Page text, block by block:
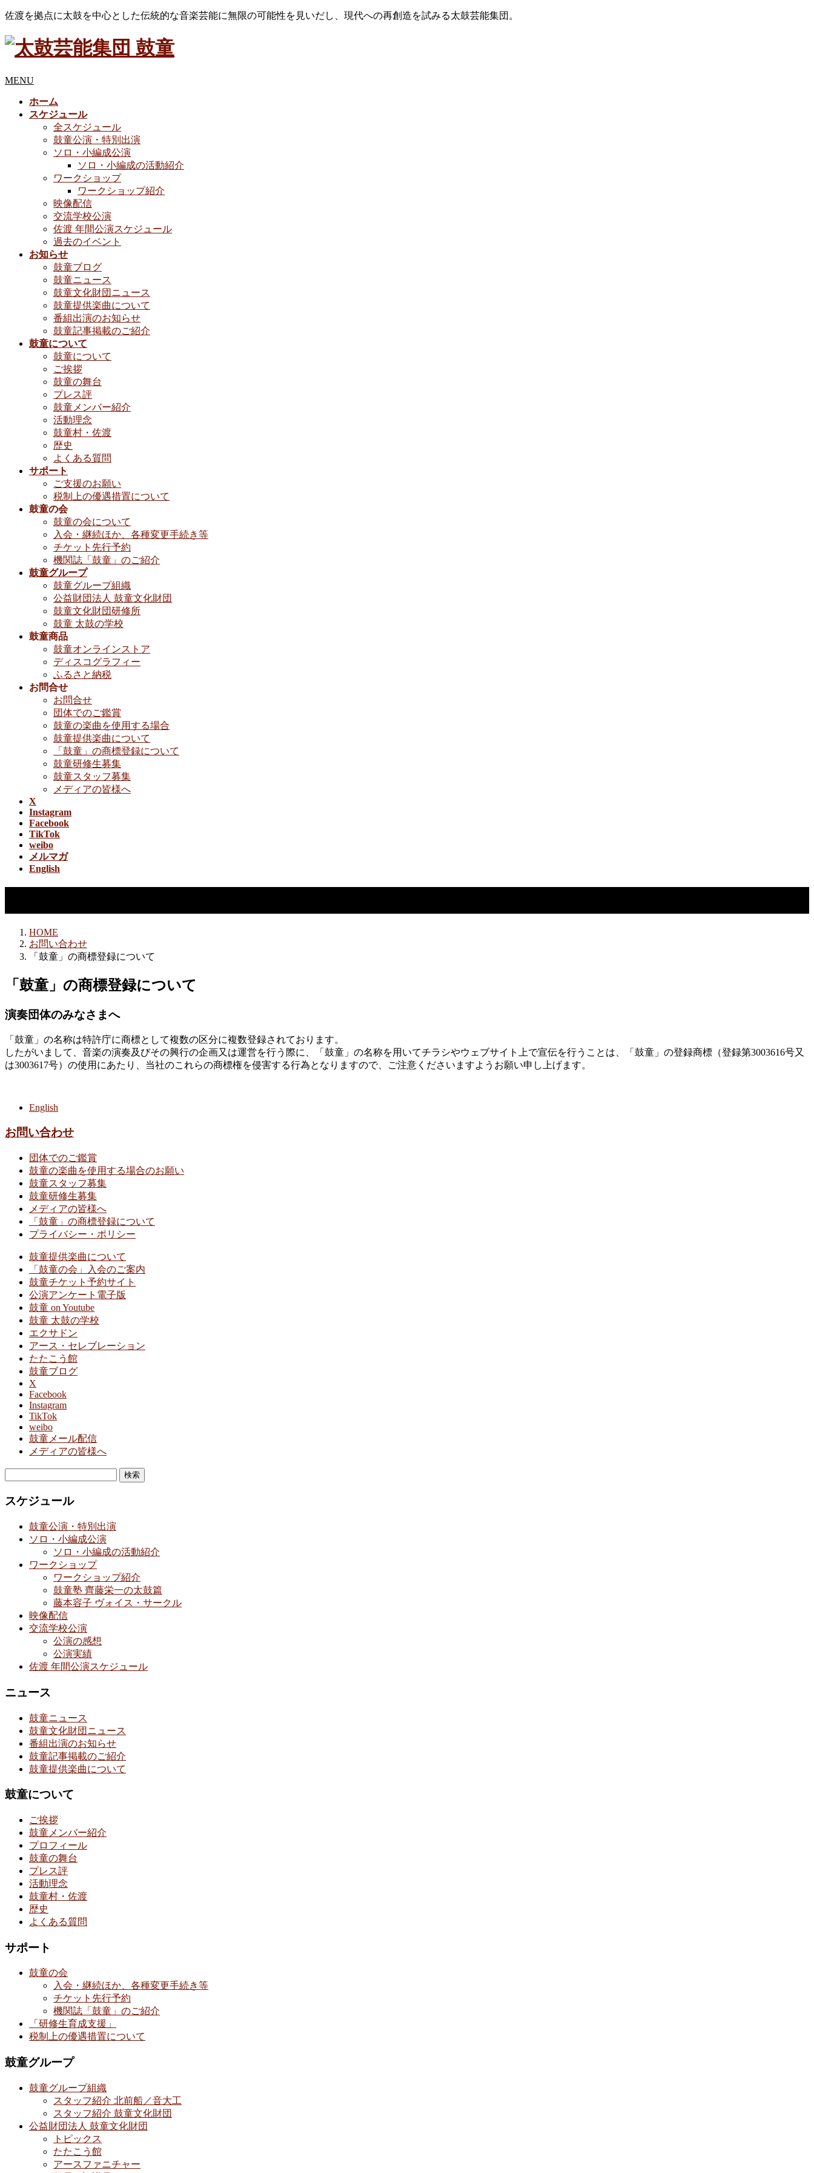
佐渡を拠点に太鼓を中心とした伝統的な音楽芸能に無限の可能性を見いだし、現代への再創造を試みる太鼓芸能集団。
MENU
ホーム
スケジュール
全スケジュール
鼓童公演・特別出演
ソロ・小編成公演
ソロ・小編成の活動紹介
ワークショップ
ワークショップ紹介
映像配信
交流学校公演
佐渡 年間公演スケジュール
過去のイベント
お知らせ
鼓童ブログ
鼓童ニュース
鼓童文化財団ニュース
鼓童提供楽曲について
番組出演のお知らせ
鼓童記事掲載のご紹介
鼓童について
鼓童について
ご挨拶
鼓童の舞台
プレス評
鼓童メンバー紹介
活動理念
鼓童村・佐渡
歴史
よくある質問
サポート
ご支援のお願い
税制上の優遇措置について
鼓童の会
鼓童の会について
入会・継続ほか、各種変更手続き等
チケット先行予約
機関誌「鼓童」のご紹介
鼓童グループ
鼓童グループ組織
公益財団法人 鼓童文化財団
鼓童文化財団研修所
鼓童 太鼓の学校
鼓童商品
鼓童オンラインストア
ディスコグラフィー
ふるさと納税
お問合せ
お問合せ
団体でのご鑑賞
鼓童の楽曲を使用する場合
鼓童提供楽曲について
「鼓童」の商標登録について
鼓童研修生募集
鼓童スタッフ募集
メディアの皆様へ
X
Instagram
Facebook
TikTok
weibo
メルマガ
English
HOME
お問い合わせ
「鼓童」の商標登録について
「鼓童」の商標登録について
演奏団体のみなさまへ
「鼓童」の名称は特許庁に商標として複数の区分に複数登録されております。
したがいまして、音楽の演奏及びその興行の企画又は運営を行う際に、「鼓童」の名称を用いてチラシやウェブサイト上で宣伝を行うことは、「鼓童」の登録商標（登録第3003616号又
は3003617号）の使用にあたり、当社のこれらの商標権を侵害する行為となりますので、ご注意くださいますようお願い申し上げます。
English
お問い合わせ
団体でのご鑑賞
鼓童の楽曲を使用する場合のお願い
鼓童スタッフ募集
鼓童研修生募集
メディアの皆様へ
「鼓童」の商標登録について
プライバシー・ポリシー
鼓童提供楽曲について
「鼓童の会」入会のご案内
鼓童チケット予約サイト
公演アンケート電子版
鼓童 on Youtube
鼓童 太鼓の学校
エクサドン
アース・セレブレーション
たたこう館
鼓童ブログ
X
Facebook
Instagram
TikTok
weibo
鼓童メール配信
メディアの皆様へ
スケジュール
鼓童公演・特別出演
ソロ・小編成公演
ソロ・小編成の活動紹介
ワークショップ
ワークショップ紹介
鼓童塾 齊藤栄一の太鼓篇
藤本容子 ヴォイス・サークル
映像配信
交流学校公演
公演の感想
公演実績
佐渡 年間公演スケジュール
ニュース
鼓童ニュース
鼓童文化財団ニュース
番組出演のお知らせ
鼓童記事掲載のご紹介
鼓童提供楽曲について
鼓童について
ご挨拶
鼓童メンバー紹介
プロフィール
鼓童の舞台
プレス評
活動理念
鼓童村・佐渡
歴史
よくある質問
サポート
鼓童の会
入会・継続ほか、各種変更手続き等
チケット先行予約
機関誌「鼓童」のご紹介
「研修生育成支援」
税制上の優遇措置について
鼓童グループ
鼓童グループ組織
スタッフ紹介 北前船／音大工
スタッフ紹介 鼓童文化財団
公益財団法人 鼓童文化財団
トピックス
たたこう館
アースファニチャー